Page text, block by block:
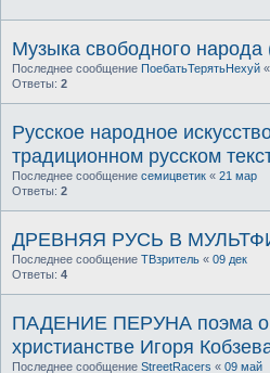
Музыка свободного
Последнее сообщение ПоебатьТерятьНехуй «
Ответы: 2
Русское народное
традиционном русском
Последнее сообщение семицветик « 21 мар
Ответы: 2
ДРЕВНЯЯ РУСЬ В
Последнее сообщение ТВзритель « 09 дек
Ответы: 4
ПАДЕНИЕ ПЕРУНА поэма о
христианстве Игоря
Последнее сообщение StreetRacers « 09 май